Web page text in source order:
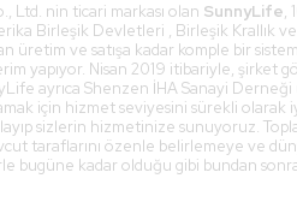
Ltd. nin ticari markası olan SunnyLife,
Birleşik Devletleri , Birleşik Krallık
üretim ve satışa kadar komple bir
yapıyor. Nisan 2019 itibariyle,
ayrıca Shenzen İHA Sanayi Derneği
için hizmet seviyesini sürekli
sizlerin hizmetinize sunuyoruz.
taraflarını özenle belirlemeye ve
kadar olduğu gibi bundan